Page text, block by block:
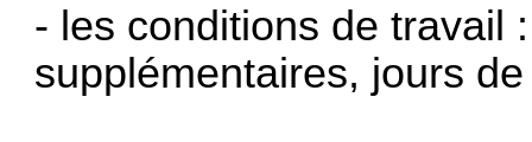
- les conditions de travail
supplémentaires, jours